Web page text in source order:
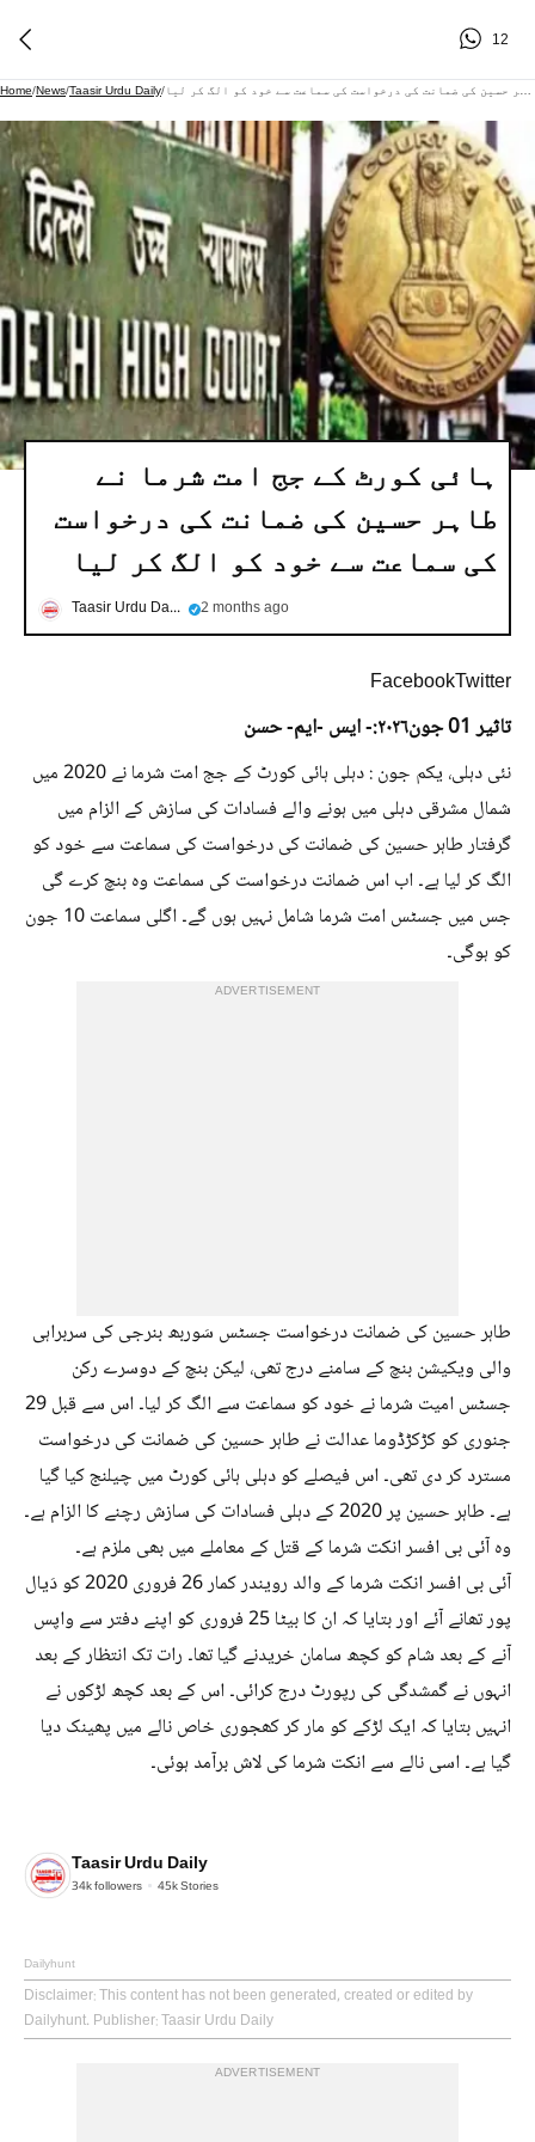
12
Home/News/Taasir Urdu Daily/
ہائی کورٹ کے جج امت شرما نے
طاہر حسین کی ضمانت کی درخواست
کی سماعت سے خود کو الگ کر لیا
Taasir Urdu Daily 2 months ago
FacebookTwitter
تاثیر 01 جون ۲۰۲۶:- ایس -ایم- حسن
نئی دہلی، یکم جون : دہلی ہائی کورٹ کے جج امت شرما نے 2020 میں
شمال مشرقی دہلی میں ہونے والے فسادات کی سازش کے الزام میں
گرفتار طاہر حسین کی ضمانت کی درخواست کی سماعت سے خود کو
الگ کر لیا ہے۔ اب اس ضمانت درخواست کی سماعت وہ بنچ کرے گی
جس میں جسٹس امت شرما شامل نہیں ہوں گے۔ اگلی سماعت 10 جون
کو ہوگی۔
ADVERTISEMENT
طاہر حسین کی ضمانت درخواست جسٹس سَوربھ بنرجی کی سربراہی
والی ویکیشن بنچ کے سامنے درج تھی، لیکن بنچ کے دوسرے رکن
جسٹس امیت شرما نے خود کو سماعت سے الگ کر لیا۔ اس سے قبل 29
جنوری کو کڑکڑڈوما عدالت نے طاہر حسین کی ضمانت کی درخواست
مسترد کر دی تھی۔ اس فیصلے کو دہلی ہائی کورٹ میں چیلنج کیا گیا
ہے۔ طاہر حسین پر 2020 کے دہلی فسادات کی سازش رچنے کا الزام ہے۔
وہ آئی بی افسر انکت شرما کے قتل کے معاملے میں بھی ملزم ہے۔
آئی بی افسر انکت شرما کے والد رویندر کمار 26 فروری 2020 کو دَیال
پور تھانے آئے اور بتایا کہ ان کا بیٹا 25 فروری کو اپنے دفتر سے واپس
آنے کے بعد شام کو کچھ سامان خریدنے گیا تھا۔ رات تک انتظار کے بعد
انہوں نے گمشدگی کی رپورٹ درج کرائی۔ اس کے بعد کچھ لڑکوں نے
انہیں بتایا کہ ایک لڑکے کو مار کر کھجوری خاص نالے میں پھینک دیا
گیا ہے۔ اسی نالے سے انکت شرما کی لاش برآمد ہوئی۔
Taasir Urdu Daily
34kfollowers 45kStories
Dailyhunt
Disclaimer: This content has not been generated, created or edited by
Dailyhunt. Publisher: Taasir Urdu Daily
ADVERTISEMENT